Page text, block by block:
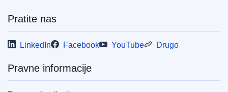
Pratite nas
LinkedIn Facebook YouTube Drugo
Pravne informacije